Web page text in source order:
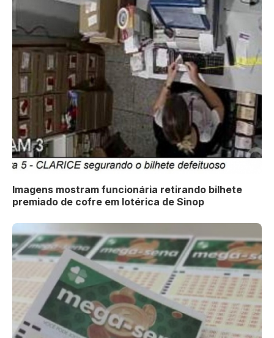
Imagens mostram funcionária retirando bilhete
premiado de cofre em lotérica de Sinop